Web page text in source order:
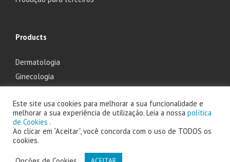
Products
Dermatologia
Ginecologia
Otorrinolaringologia
2025 Laboratório Edol - Produtos Farmacêuticos, S.A. powered by
Este site usa cookies para melhorar a sua funcionalidade e
melhorar a sua experiência de utilização. Leia a nossa política
de Cookies .
Ao clicar em “Aceitar”, você concorda com o uso de TODOS os
cookies.